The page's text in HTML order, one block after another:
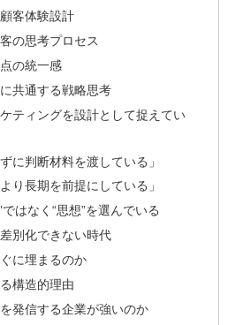
客体験設計
の思考プロセス
の統一感
共通する戦略思考
ティングを設計として捉えてい
に判断材料を渡している」
り長期を前提にしている」
はなく“思想”を選んでいる
別化できない時代
に埋まるのか
構造的理由
発信する企業が強いのか